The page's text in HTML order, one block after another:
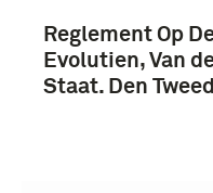
Reglement Op
Evolutien, Van
Staat. Den